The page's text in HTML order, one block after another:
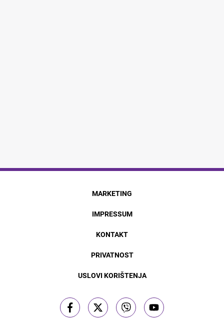
MARKETING
IMPRESSUM
KONTAKT
PRIVATNOST
USLOVI KORIŠTENJA